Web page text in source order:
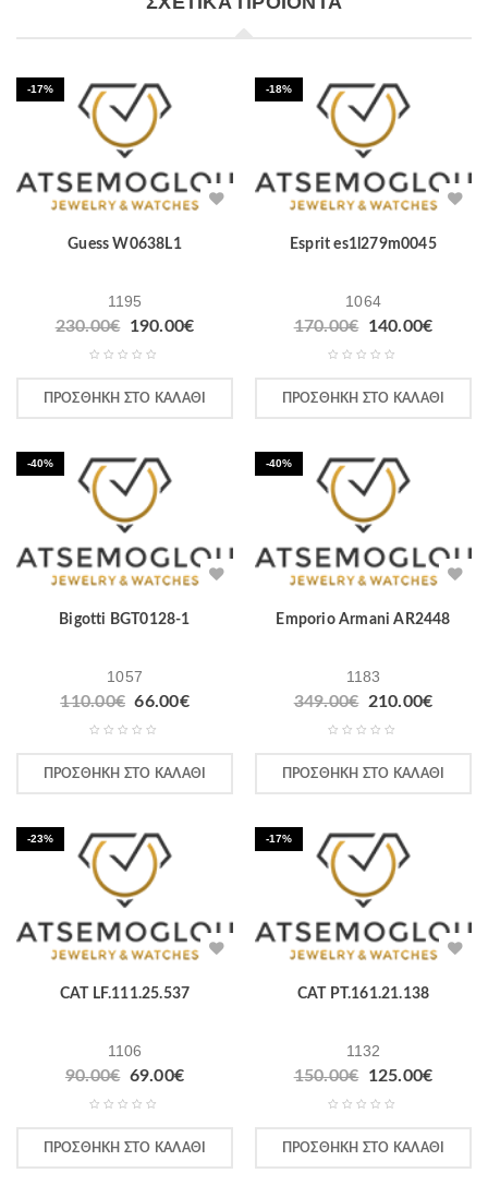
-17%
Guess W0638L1
1195
230.00€ 190.00€
ΠΡΟΣΘΉΚΗ ΣΤΟ ΚΑΛΆΘΙ
-18%
Esprit es1l279m0045
1064
170.00€ 140.00€
ΠΡΟΣΘΉΚΗ ΣΤΟ ΚΑΛΆΘΙ
-40%
Bigotti BGT0128-1
1057
110.00€ 66.00€
ΠΡΟΣΘΉΚΗ ΣΤΟ ΚΑΛΆΘΙ
-40%
Emporio Armani AR2448
1183
349.00€ 210.00€
ΠΡΟΣΘΉΚΗ ΣΤΟ ΚΑΛΆΘΙ
-23%
CAT LF.111.25.537
1106
90.00€ 69.00€
ΠΡΟΣΘΉΚΗ ΣΤΟ ΚΑΛΆΘΙ
-17%
CAT PT.161.21.138
1132
150.00€ 125.00€
ΠΡΟΣΘΉΚΗ ΣΤΟ ΚΑΛΆΘΙ